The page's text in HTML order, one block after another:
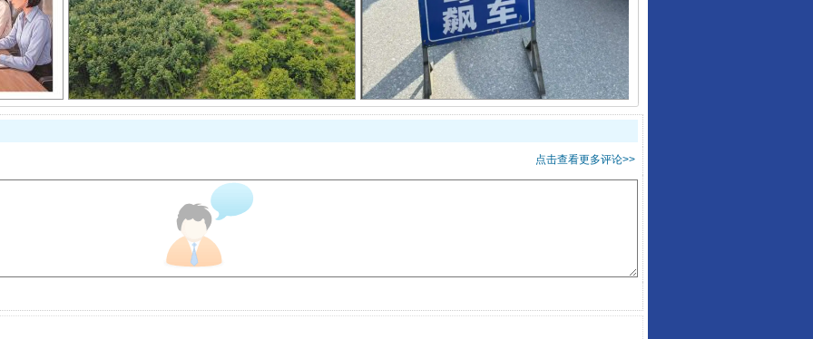
从幼儿园到大学，有这些资助
点击查看更多评论>>